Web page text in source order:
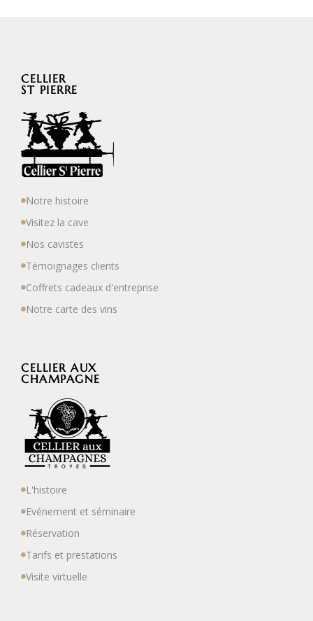
CELLIER
ST PIERRE
Notre histoire
Visitez la cave
Nos cavistes
Témoignages clients
Coffrets cadeaux d'entreprise
Notre carte des vins
CELLIER AUX
CHAMPAGNE
L'histoire
Evénement et séminaire
Réservation
Tarifs et prestations
Visite virtuelle